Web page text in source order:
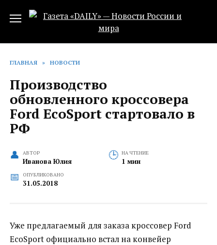
ГЛАВНАЯ » НОВОСТИ
Производство
обновленного кроссовера
Ford EcoSport стартовало в
РФ
АВТОР
Иванова Юлия
НА ЧТЕНИЕ
1 мин
ОПУБЛИКОВАНО
31.05.2018
Уже предлагаемый для заказа кроссовер Ford
EcoSport официально встал на конвейер